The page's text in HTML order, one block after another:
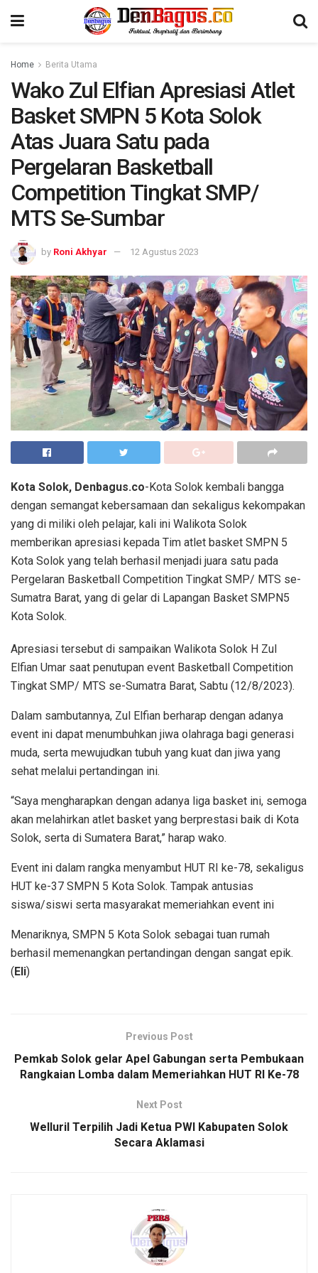
Home Berita Utama
Wako Zul Elfian Apresiasi Atlet
Basket SMPN 5 Kota Solok
Atas Juara Satu pada
Pergelaran Basketball
Competition Tingkat SMP/
MTS Se-Sumbar
by Roni Akhyar 12 Agustus 2023
Kota Solok, Denbagus.co-Kota Solok kembali bangga
dengan semangat kebersamaan dan sekaligus kekompakan
yang di miliki oleh pelajar, kali ini Walikota Solok
memberikan apresiasi kepada Tim atlet basket SMPN 5
Kota Solok yang telah berhasil menjadi juara satu pada
Pergelaran Basketball Competition Tingkat SMP/ MTS se-
Sumatra Barat, yang di gelar di Lapangan Basket SMPN5
Kota Solok.
Apresiasi tersebut di sampaikan Walikota Solok H Zul
Elfian Umar saat penutupan event Basketball Competition
Tingkat SMP/ MTS se-Sumatra Barat, Sabtu (12/8/2023).
Dalam sambutannya, Zul Elfian berharap dengan adanya
event ini dapat menumbuhkan jiwa olahraga bagi generasi
muda, serta mewujudkan tubuh yang kuat dan jiwa yang
sehat melalui pertandingan ini.
“Saya mengharapkan dengan adanya liga basket ini, semoga
akan melahirkan atlet basket yang berprestasi baik di Kota
Solok, serta di Sumatera Barat,” harap wako.
Event ini dalam rangka menyambut HUT RI ke-78, sekaligus
HUT ke-37 SMPN 5 Kota Solok. Tampak antusias
siswa/siswi serta masyarakat memeriahkan event ini
Menariknya, SMPN 5 Kota Solok sebagai tuan rumah
berhasil memenangkan pertandingan dengan sangat epik.
(Eli)
Previous Post
Pemkab Solok gelar Apel Gabungan serta Pembukaan
Rangkaian Lomba dalam Memeriahkan HUT RI Ke-78
Next Post
Welluril Terpilih Jadi Ketua PWI Kabupaten Solok
Secara Aklamasi